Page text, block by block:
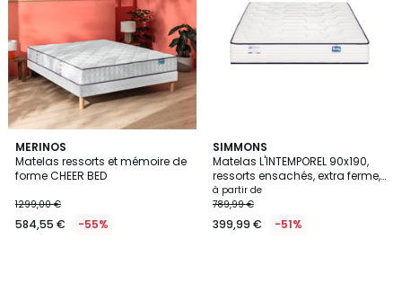
MERINOS
Matelas ressorts et mémoire de
forme CHEER BED
1299,00 €
584,55 € -55%
SIMMONS
Matelas L'INTEMPOREL 90x190,
ressorts ensachés, extra ferme,
H24
à partir de
789,99 €
399,99 € -51%